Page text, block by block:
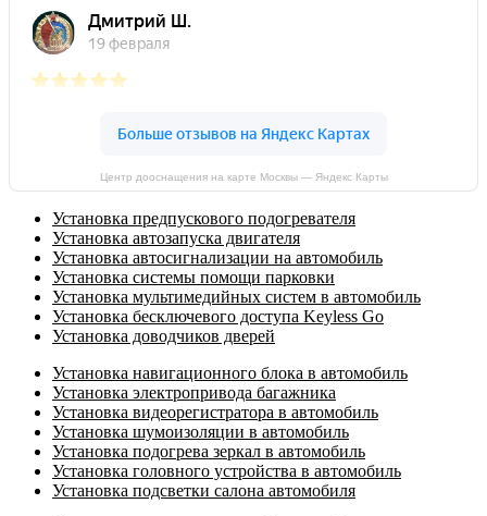
Центр дооснащения на карте Москвы — Яндекс Карты
Установка предпускового подогревателя
Установка автозапуска двигателя
Установка автосигнализации на автомобиль
Установка системы помощи парковки
Установка мультимедийных систем в автомобиль
Установка бесключевого доступа Keyless Go
Установка доводчиков дверей
Установка навигационного блока в автомобиль
Установка электропривода багажника
Установка видеорегистратора в автомобиль
Установка шумоизоляции в автомобиль
Установка подогрева зеркал в автомобиль
Установка головного устройства в автомобиль
Установка подсветки салона автомобиля